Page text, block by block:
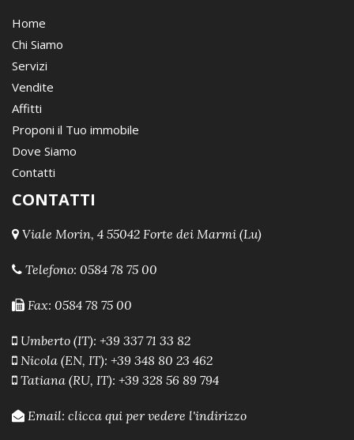
Home
Chi Siamo
Servizi
Vendite
Affitti
Proponi il Tuo immobile
Dove Siamo
Contatti
CONTATTI
Viale Morin, 4 55042 Forte dei Marmi (Lu)
Telefono: 0584 78 75 00
Fax: 0584 78 75 00
Umberto (IT): +39 337 71 33 82
Nicola (EN, IT): +39 348 80 23 462
Tatiana (RU, IT): +39 328 56 89 794
Email: clicca qui per vedere l'indirizzo